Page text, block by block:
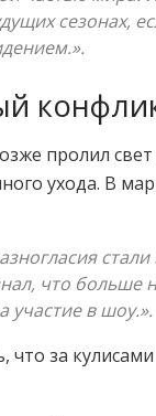
сезонах,
пролил
ухода. В
что больше
участие в шоу.».
что за